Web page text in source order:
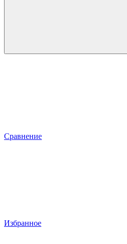
Сравнение
Избранное